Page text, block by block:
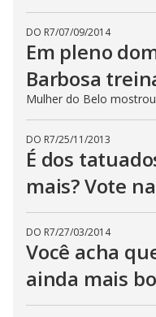
DO R7/07/09/2014
Em pleno
Barbosa
Mulher do Belo
DO R7/25/11/2013
É dos
mais? Vote
DO R7/27/03/2014
Você acha
ainda mais